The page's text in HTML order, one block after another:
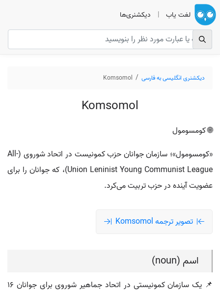
لغت یاب | دیکشنری‌ها
دیکشنری انگلیسی به فارسی Komsomol
Komsomol
🌐 کومسومول
«کومسومول»؛ سازمان جوانان حزب کمونیست در اتحاد شوروی (All-
Union Leninist Young Communist League)، که جوانان را برای
عضویت آینده در حزب تربیت می‌کرد.
تصویر ترجمه Komsomol
اسم (noun)
📌 یک سازمان کمونیستی در اتحاد جماهیر شوروی برای جوانان ۱۶